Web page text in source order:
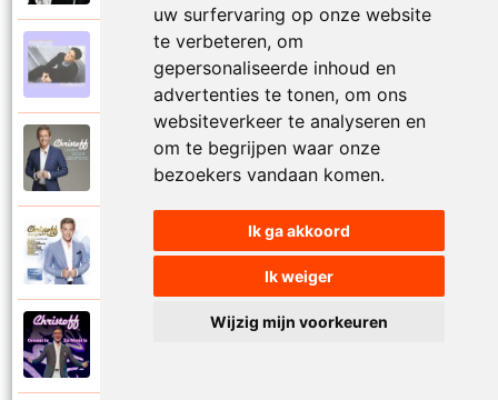
uw surfervaring op onze website
te verbeteren, om
gepersonaliseerde inhoud en
advertenties te tonen, om ons
websiteverkeer te analyseren en
om te begrijpen waar onze
bezoekers vandaan komen.
Ik ga akkoord
Ik weiger
Wijzig mijn voorkeuren
Christoff
Niets is voor niets
Christoff
Ogen weer geopend
Christoff en Florian Silbereisen
Omdat ie zo mooi is